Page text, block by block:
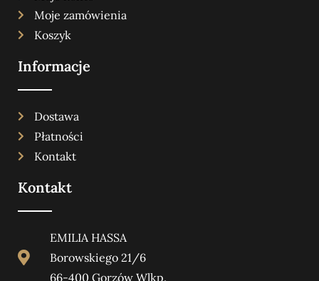
Moje zamówienia
Koszyk
Informacje
Dostawa
Płatności
Kontakt
Kontakt
EMILIA HASSA
Borowskiego 21/6
66-400 Gorzów Wlkp.